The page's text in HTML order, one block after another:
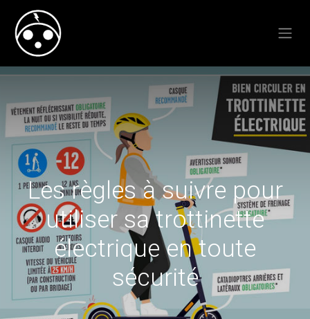
Les règles à suivre pour
utiliser sa trottinette
électrique en toute
sécurité